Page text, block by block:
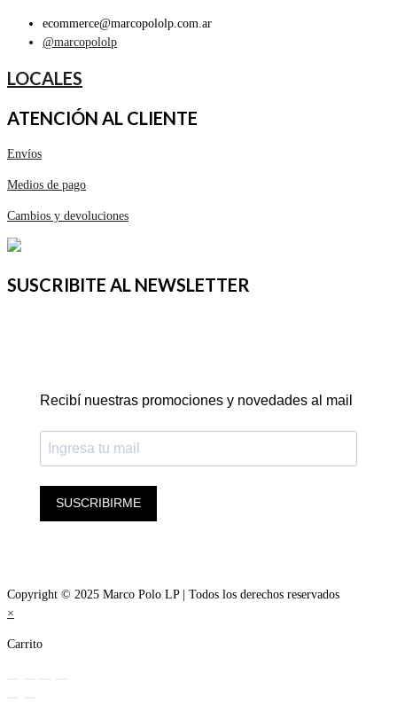
ecommerce@marcopololp.com.ar
@marcopololp
LOCALES
ATENCIÓN AL CLIENTE
Envíos
Medios de pago
Cambios y devoluciones
SUSCRIBITE AL NEWSLETTER
Recibí nuestras promociones y novedades al mail
SUSCRIBIRME
Copyright © 2025 Marco Polo LP | Todos los derechos reservados
×
Carrito